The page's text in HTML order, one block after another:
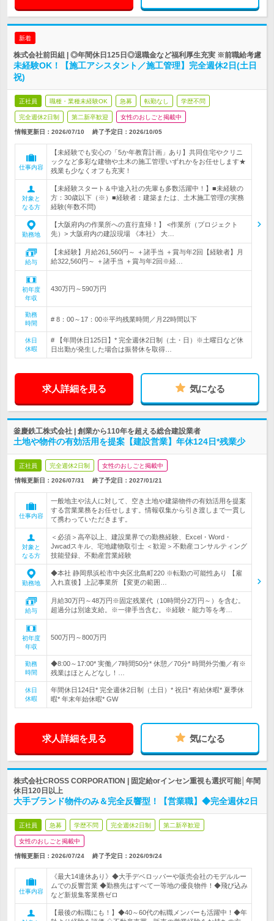
新着
株式会社前田組 | ◎年間休日125日◎退職金など福利厚生充実 ※前職給考慮
未経験OK！【施工アシスタント／施工管理】完全週休2日(土日
祝)
正社員 職種・業種未経験OK 急募 転勤なし 学歴不問
完全週休2日制 第二新卒歓迎 女性のおしごと掲載中
情報更新日：2026/07/10 終了予定日： 2026/10/05
仕事内容
【未経験でも安心の「5か年教育計画」あり】共同住宅やクリニ
ックなど多彩な建物や土木の施工管理いずれかをお任せします★
残業も少なくオフも充実！
対象と
なる方
【未経験スタート＆中途入社の先輩も多数活躍中！】■未経験の
方：30歳以下（※）■経験者：建築または、土木施工管理の実務
経験(年数不問)
勤務地
【大阪府内の作業所への直行直帰！】 <作業所（プロジェクト
先）> 大阪府内の建設現場 《本社》 大…
給与
【未経験】月給261,560円～ ＋諸手当 ＋賞与年2回【経験者】月
給322,560円～ ＋諸手当 ＋賞与年2回※経…
初年度
年収
430万円～590万円
勤務
時間
# 8：00～17：00※平均残業時間／月22時間以下
休日
休暇
# 【年間休日125日】* 完全週休2日制（土・日）※土曜日など休
日出勤が発生した場合は振替休を取得…
求人詳細を見る 気になる
釜慶鉄工株式会社 | 創業から110年を超える総合建設業者
土地や物件の有効活用を提案【建設営業】年休124日*残業少
正社員 完全週休2日制 女性のおしごと掲載中
情報更新日：2026/07/31 終了予定日： 2027/01/21
仕事内容
一般地主や法人に対して、空き土地や建築物件の有効活用を提案
する営業業務をお任せします。情報収集から引き渡しまで一貫し
て携わっていただきます。
対象と
なる方
＜必須＞高卒以上、建設業界での勤務経験、Excel・Word・
Jwcadスキル、宅地建物取引士 ＜歓迎＞不動産コンサルティング
技能登録、不動産営業経験
勤務地
◆本社 静岡県浜松市中央区北島町220 ※転勤の可能性あり 【雇
入れ直後】上記事業所 【変更の範囲…
給与
月給30万円～48万円※固定残業代（10時間分2万円～）を含む。
超過分は別途支給。※一律手当含む。※経験・能力等を考…
初年度
年収
500万円～800万円
勤務
時間
◆8:00～17:00* 実働／7時間50分* 休憩／70分* 時間外労働／有※
残業はほとんどなし！…
休日
休暇
年間休日124日* 完全週休2日制（土日）* 祝日* 有給休暇* 夏季休
暇* 年末年始休暇* GW
求人詳細を見る 気になる
株式会社CROSS CORPORATION | 固定給orインセン重視も選択可能│年間
休日120日以上
大手ブランド物件のみ＆完全反響型！【営業職】◆完全週休2日
正社員 急募 学歴不問 完全週休2日制 第二新卒歓迎
女性のおしごと掲載中
情報更新日：2026/07/24 終了予定日： 2026/09/24
仕事内容
《最大14連休あり》◆大手デベロッパーや販売会社のモデルルー
ムでの反響営業 ◆勤務先はすべて一等地の優良物件！◆飛び込み
など新規集客業務ゼロ
【最後の転職にも！】◆40～60代の転職メンバーも活躍中！◆年